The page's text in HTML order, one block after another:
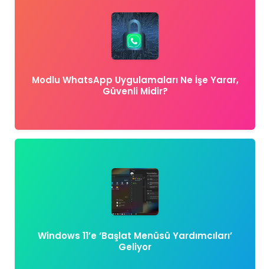
Modlu WhatsApp Uygulamaları Ne İşe Yarar,
Güvenli Midir?
Windows 11’e ‘Başlat Menüsü Yardımcıları’
Geliyor